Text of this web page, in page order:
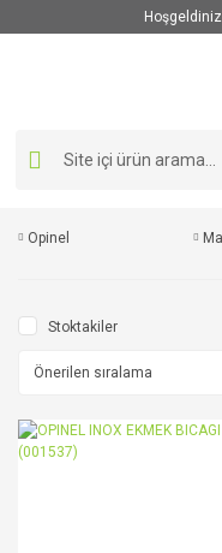
Hoşgeldiniz
Opinel
Stoktakiler